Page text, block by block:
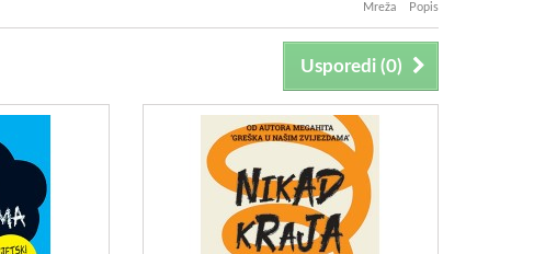
Mreža Popis
Usporedi (0)